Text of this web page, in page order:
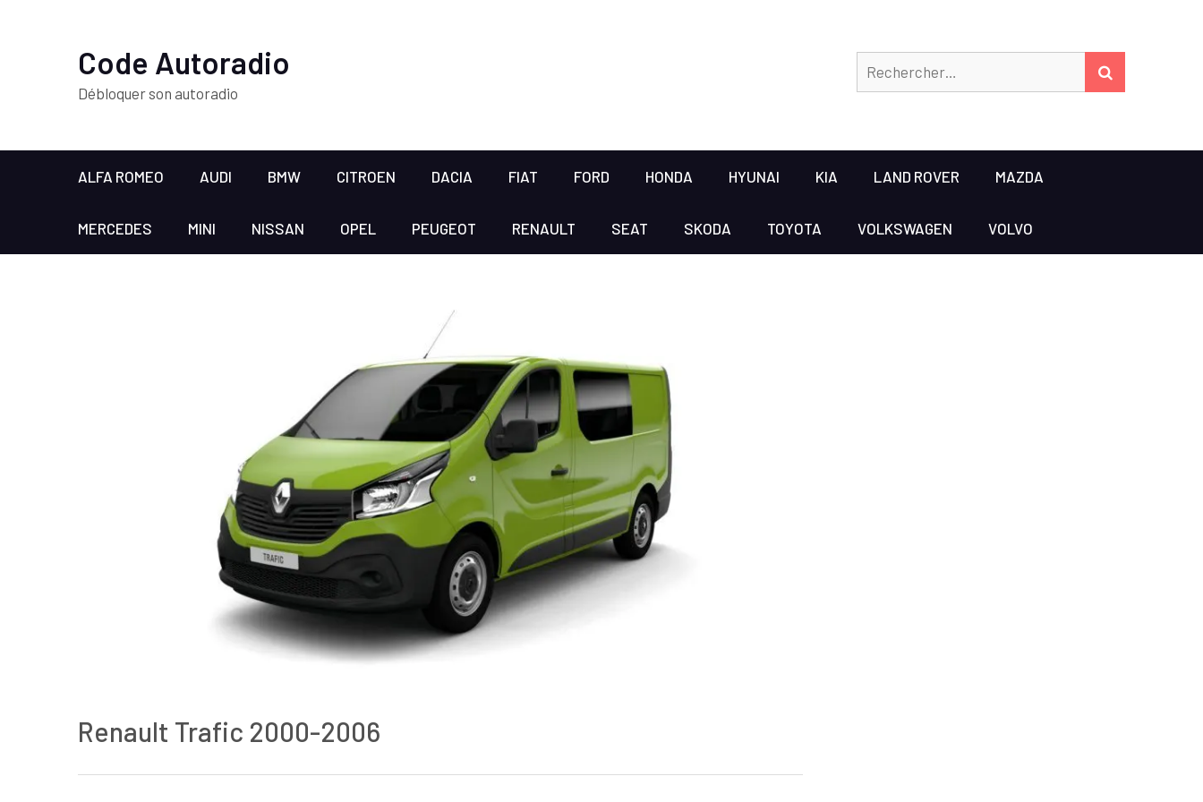
Code Autoradio
Débloquer son autoradio
ALFA ROMEO AUDI BMW CITROEN DACIA FIAT FORD HONDA HYUNAI KIA LAND ROVER MAZDA
MERCEDES MINI NISSAN OPEL PEUGEOT RENAULT SEAT SKODA TOYOTA VOLKSWAGEN VOLVO
Renault Trafic 2000-2006